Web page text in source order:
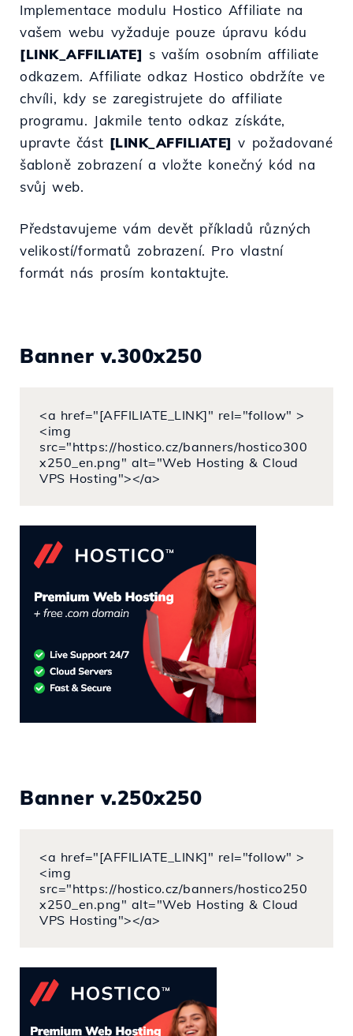
Implementace modulu Hostico Affiliate na
vašem webu vyžaduje pouze úpravu kódu
[LINK_AFFILIATE] s vaším osobním affiliate
odkazem. Affiliate odkaz Hostico obdržíte ve
chvíli, kdy se zaregistrujete do affiliate
programu. Jakmile tento odkaz získáte,
upravte část [LINK_AFFILIATE] v požadované
šabloně zobrazení a vložte konečný kód na
svůj web.
Představujeme vám devět příkladů různých
velikostí/formatů zobrazení. Pro vlastní
formát nás prosím kontaktujte.
Banner v.300x250
<a href="[AFFILIATE_LINK]" rel="follow" >
<img
src="https://hostico.cz/banners/hostico300
x250_en.png" alt="Web Hosting & Cloud
VPS Hosting"></a>
Banner v.250x250
<a href="[AFFILIATE_LINK]" rel="follow" >
<img
src="https://hostico.cz/banners/hostico250
x250_en.png" alt="Web Hosting & Cloud
VPS Hosting"></a>